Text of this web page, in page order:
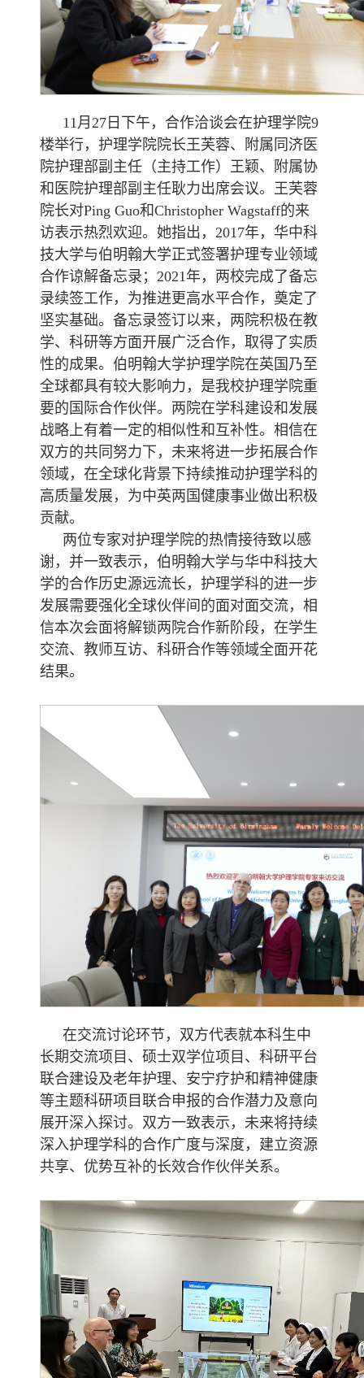
11月27日下午，合作洽谈会在护理学院9
楼举行，护理学院院长王芙蓉、附属同济医
院护理部副主任（主持工作）王颖、附属协
和医院护理部副主任耿力出席会议。王芙蓉
院长对Ping Guo和Christopher Wagstaff的来
访表示热烈欢迎。她指出，2017年，华中科
技大学与伯明翰大学正式签署护理专业领域
合作谅解备忘录；2021年，两校完成了备忘
录续签工作，为推进更高水平合作，奠定了
坚实基础。备忘录签订以来，两院积极在教
学、科研等方面开展广泛合作，取得了实质
性的成果。伯明翰大学护理学院在英国乃至
全球都具有较大影响力，是我校护理学院重
要的国际合作伙伴。两院在学科建设和发展
战略上有着一定的相似性和互补性。相信在
双方的共同努力下，未来将进一步拓展合作
领域，在全球化背景下持续推动护理学科的
高质量发展，为中英两国健康事业做出积极
贡献。
两位专家对护理学院的热情接待致以感
谢，并一致表示，伯明翰大学与华中科技大
学的合作历史源远流长，护理学科的进一步
发展需要强化全球伙伴间的面对面交流，相
信本次会面将解锁两院合作新阶段，在学生
交流、教师互访、科研合作等领域全面开花
结果。
在交流讨论环节，双方代表就本科生中
长期交流项目、硕士双学位项目、科研平台
联合建设及老年护理、安宁疗护和精神健康
等主题科研项目联合申报的合作潜力及意向
展开深入探讨。双方一致表示，未来将持续
深入护理学科的合作广度与深度，建立资源
共享、优势互补的长效合作伙伴关系。